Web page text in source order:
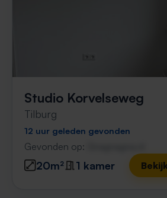
Studio Korvelseweg
Tilburg
12 uur geleden gevonden
Gevonden op:
20m² 1 kamer